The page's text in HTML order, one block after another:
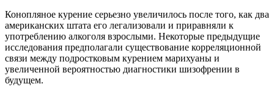
Конопляное курение серьезно увеличилось после того, как два
американских штата его легализовали и приравняли к
употреблению алкоголя взрослыми. Некоторые предыдущие
исследования предполагали существование корреляционной
связи между подростковым курением марихуаны и
увеличенной вероятностью диагностики шизофрении в
будущем.